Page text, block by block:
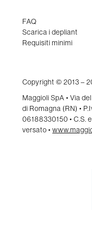
FAQ
Scarica i depliant
Requisiti minimi
Copyright © 2013 –
Maggioli SpA • Via
di Romagna (RN) •
06188330150 • C.S.
versato •